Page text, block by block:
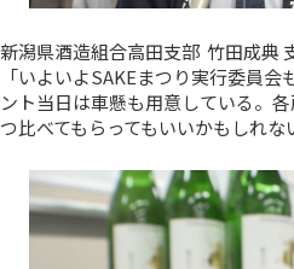
新潟県酒造組合高田支部 竹田成典
「いよいよSAKEまつり実行委員
ント当日は車懸も用意している。
つ比べてもらってもいいかもしれな